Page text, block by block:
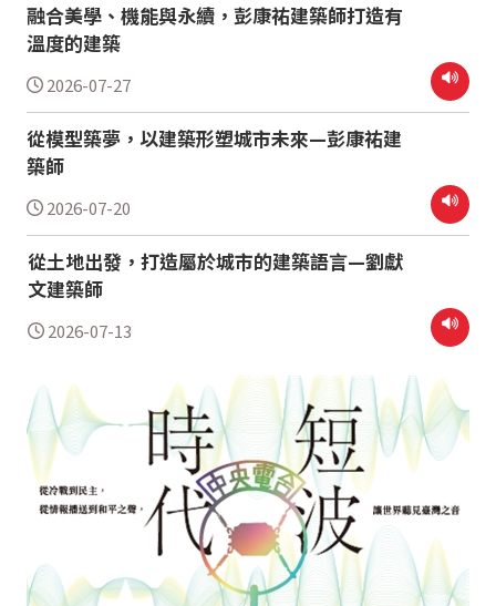
融合美學、機能與永續，彭康祐建築師打造有
溫度的建築
2026-07-27
從模型築夢，以建築形塑城市未來—彭康祐建
築師
2026-07-20
從土地出發，打造屬於城市的建築語言—劉獻
文建築師
2026-07-13